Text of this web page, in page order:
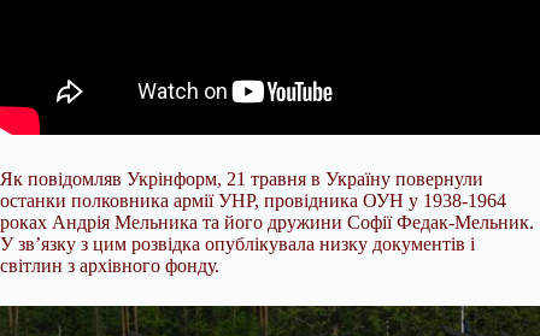
Як повідомляв Укрінформ, 21 травня в Україну повернули
останки полковника армії УНР, провідника ОУН у 1938-1964
роках Андрія Мельника та його дружини Софії Федак-Мельник.
У зв’язку з цим розвідка опублікувала низку документів і
світлин з архівного фонду.